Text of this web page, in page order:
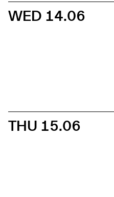
WED 14.06
THU 15.06